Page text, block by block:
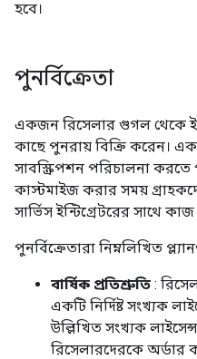
হবে।
পুনর্বিক্রেতা
একজন রিসেলার গুগল থেকে
কাছে পুনরায় বিক্রি করেন।
সাবস্ক্রিপশন পরিচালনা
কাস্টমাইজ করার সময়
সার্ভিস ইন্টিগ্রেটরের সাথে
পুনর্বিক্রেতারা নিম্নলিখিত
বার্ষিক প্রতিশ্রুতি :
একটি নির্দিষ্ট সংখ্যক
উল্লিখিত সংখ্যক
রিসেলারদেরকে অর্ডার